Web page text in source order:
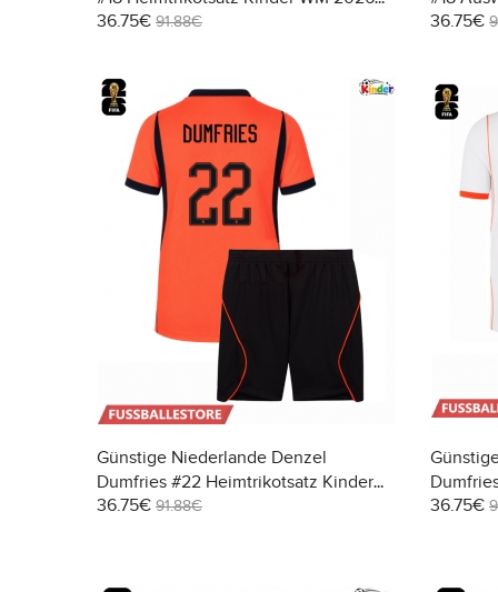
Kurzarm (+ Kurze Hosen)
36.75€ 91.88€
2026
36.75€
Günstige Niederlande Denzel
Dumfries #22 Heimtrikotsatz Kinder
WM 2026 Kurzarm (+ Kurze Hosen)
36.75€ 91.88€
Kinder
36.75€